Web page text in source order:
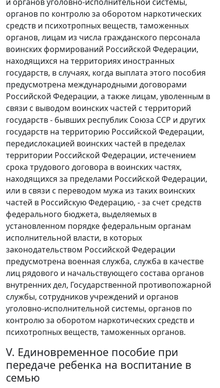
и органов уголовно-исполнительной системы,
органов по контролю за оборотом наркотических
средств и психотропных веществ, таможенных
органов, лицам из числа гражданского персонала
воинских формирований Российской Федерации,
находящихся на территориях иностранных
государств, в случаях, когда выплата этого пособия
предусмотрена международными договорами
Российской Федерации, а также лицам, уволенным в
связи с выводом воинских частей с территорий
государств - бывших республик Союза ССР и других
государств на территорию Российской Федерации,
передислокацией воинских частей в пределах
территории Российской Федерации, истечением
срока трудового договора в воинских частях,
находящихся за пределами Российской Федерации,
или в связи с переводом мужа из таких воинских
частей в Российскую Федерацию, - за счет средств
федерального бюджета, выделяемых в
установленном порядке федеральным органам
исполнительной власти, в которых
законодательством Российской Федерации
предусмотрена военная служба, служба в качестве
лиц рядового и начальствующего состава органов
внутренних дел, Государственной противопожарной
службы, сотрудников учреждений и органов
уголовно-исполнительной системы, органов по
контролю за оборотом наркотических средств и
психотропных веществ, таможенных органов.
V. Единовременное пособие при
передаче ребенка на воспитание в
семью